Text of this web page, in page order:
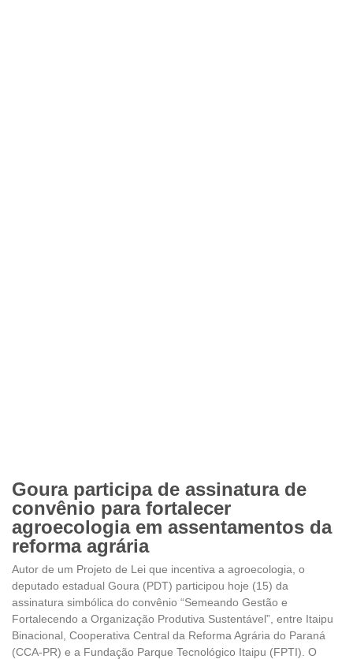
Goura participa de assinatura de
convênio para fortalecer
agroecologia em assentamentos da
reforma agrária
Autor de um Projeto de Lei que incentiva a agroecologia, o
deputado estadual Goura (PDT) participou hoje (15) da
assinatura simbólica do convênio “Semeando Gestão e
Fortalecendo a Organização Produtiva Sustentável”, entre Itaipu
Binacional, Cooperativa Central da Reforma Agrária do Paraná
(CCA-PR) e a Fundação Parque Tecnológico Itaipu (FPTI). O